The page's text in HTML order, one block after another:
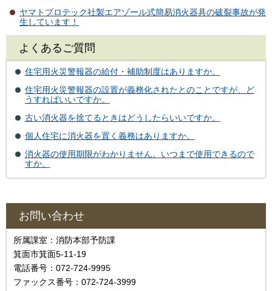
ヤマトプロテック社製エアゾール式簡易消火器具の破裂事故が発
生しています！
よくあるご質問
住宅用火災警報器の給付・補助制度はありますか。
住宅用火災警報器の設置が義務化されたとのことですが、ど
うすればいいですか。
古い消火器を捨てるときはどうしたらいいですか。
個人住宅に消火器を置く義務はありますか。
消火器の使用期限がわかりません。いつまで使用できるので
すか。
お問い合わせ
所属課室：消防本部予防課
箕面市箕面5-11-19
電話番号：072-724-9995
ファックス番号：072-724-3999